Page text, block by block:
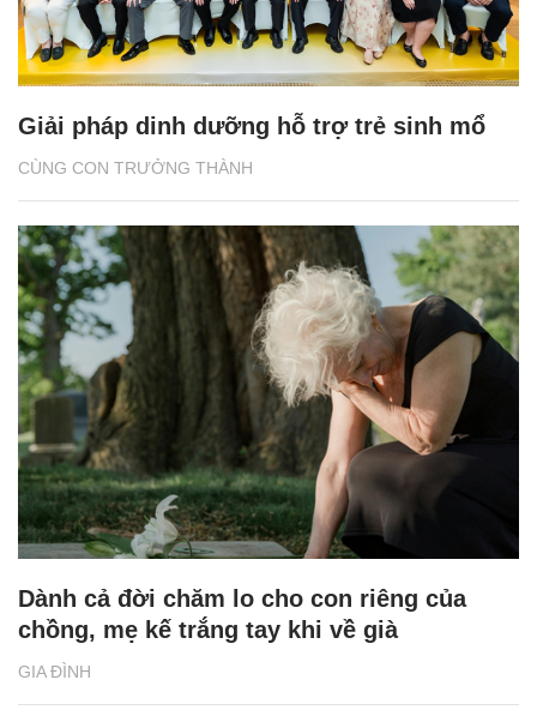
CÙNG CON TRƯỞNG THÀNH
Giải pháp dinh dưỡng hỗ trợ trẻ sinh mổ
GIA ĐÌNH
Dành cả đời chăm lo cho con riêng của
chồng, mẹ kế trắng tay khi về già